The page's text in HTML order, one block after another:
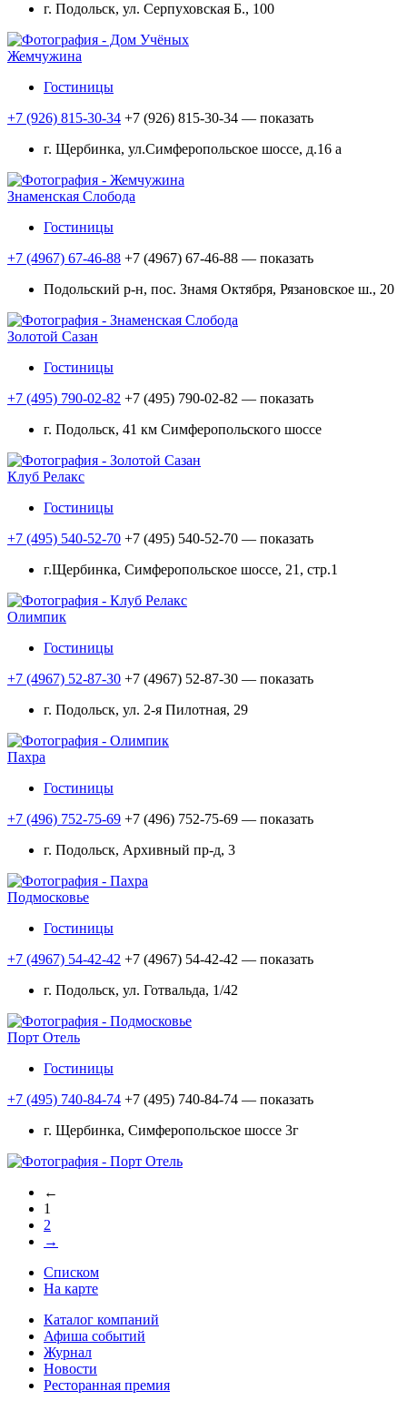
г. Подольск, ул. Серпуховская Б., 100
Жемчужина
Гостиницы
+7 (926) 815-30-34 +7 (926) 815-30-34 — показать
г. Щербинка, ул.Симферопольское шоссе, д.16 а
Знаменская Слобода
Гостиницы
+7 (4967) 67-46-88 +7 (4967) 67-46-88 — показать
Подольский р-н, пос. Знамя Октября, Рязановское ш., 20
Золотой Сазан
Гостиницы
+7 (495) 790-02-82 +7 (495) 790-02-82 — показать
г. Подольск, 41 км Симферопольского шоссе
Клуб Релакс
Гостиницы
+7 (495) 540-52-70 +7 (495) 540-52-70 — показать
г.Щербинка, Симферопольское шоссе, 21, стр.1
Олимпик
Гостиницы
+7 (4967) 52-87-30 +7 (4967) 52-87-30 — показать
г. Подольск, ул. 2-я Пилотная, 29
Пахра
Гостиницы
+7 (496) 752-75-69 +7 (496) 752-75-69 — показать
г. Подольск, Архивный пр-д, 3
Подмосковье
Гостиницы
+7 (4967) 54-42-42 +7 (4967) 54-42-42 — показать
г. Подольск, ул. Готвальда, 1/42
Порт Отель
Гостиницы
+7 (495) 740-84-74 +7 (495) 740-84-74 — показать
г. Щербинка, Симферопольское шоссе 3г
←
1
2
→
Списком
На карте
Каталог компаний
Афиша событий
Журнал
Новости
Ресторанная премия